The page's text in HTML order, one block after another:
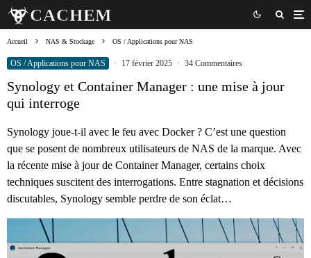
Accueil NAS & Stockage OS / Applications pour NAS
OS / Applications pour NAS · 17 février 2025 · 34 Commentaires
Synology et Container Manager : une mise à jour
qui interroge
Synology joue-t-il avec le feu avec Docker ? C’est une question
que se posent de nombreux utilisateurs de NAS de la marque. Avec
la récente mise à jour de Container Manager, certains choix
techniques suscitent des interrogations. Entre stagnation et décisions
discutables, Synology semble perdre de son éclat…